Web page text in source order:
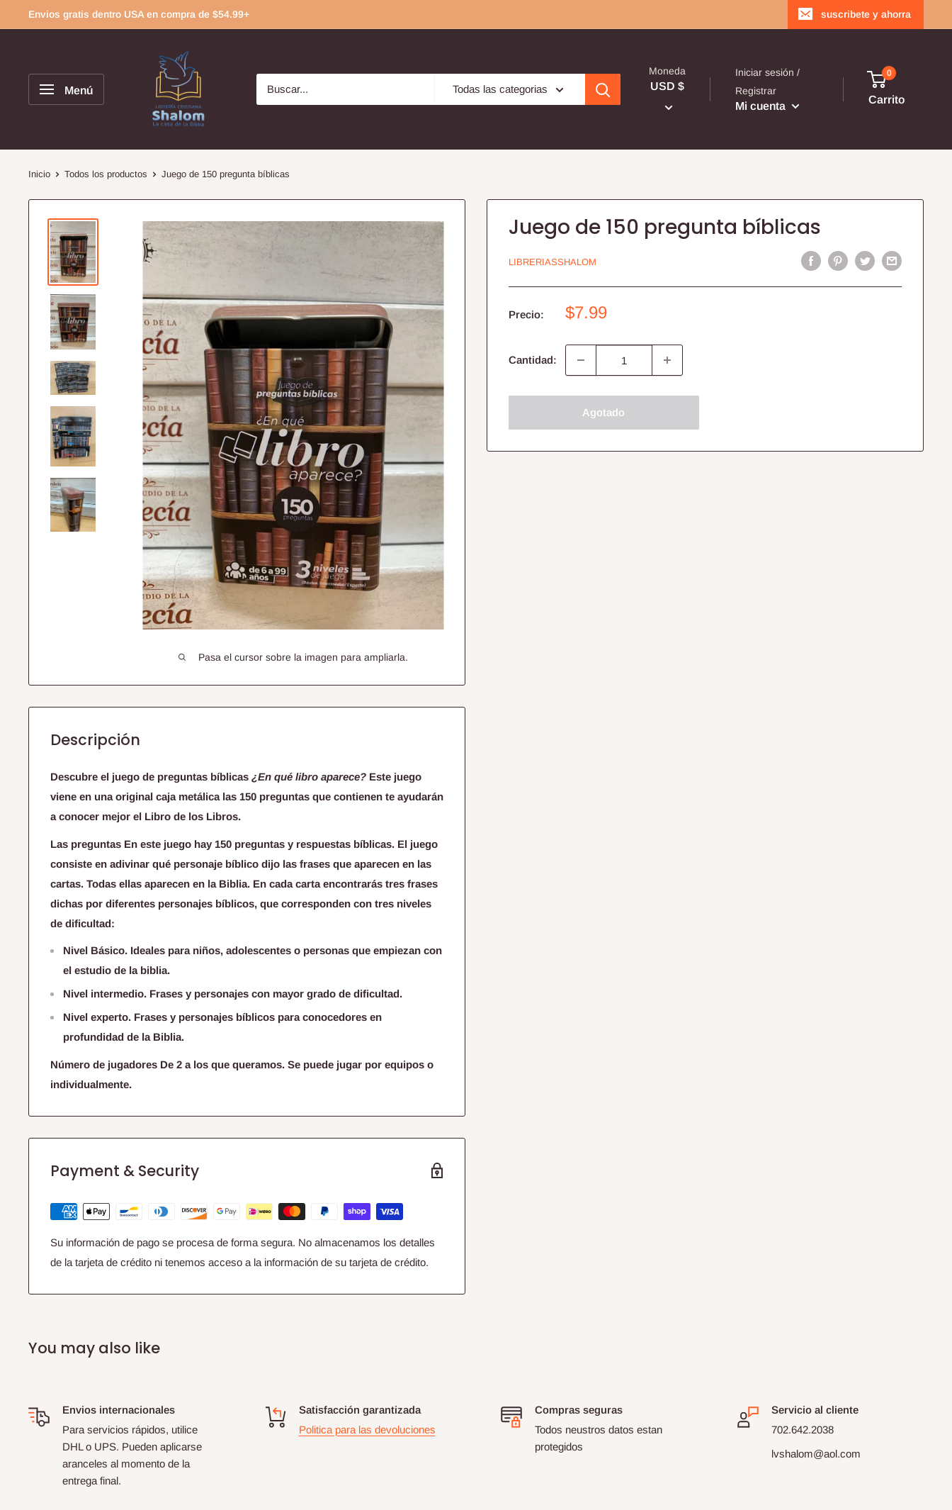
directamente
Envios gratis dentro USA en compra de $54.99+ suscribete y ahorra
Menú Todas las categorias
Moneda
USD $
Iniciar sesión /
Registrar
Mi cuenta
0
Carrito
Inicio Todos los productos Juego de 150 pregunta bíblicas
Pasa el cursor sobre la imagen para ampliarla.
Juego de 150 pregunta bíblicas
LIBRERIASSHALOM
Precio:
Precio
venta
$7.99
Cantidad:
Agotado
Descripción
Descubre el juego de preguntas bíblicas ¿En qué libro aparece? Este juego
viene en una original caja metálica las 150 preguntas que contienen te ayudarán
a conocer mejor el Libro de los Libros.
Las preguntas En este juego hay 150 preguntas y respuestas bíblicas. El juego
consiste en adivinar qué personaje bíblico dijo las frases que aparecen en las
cartas. Todas ellas aparecen en la Biblia. En cada carta encontrarás tres frases
dichas por diferentes personajes bíblicos, que corresponden con tres niveles
de dificultad:
Nivel Básico. Ideales para niños, adolescentes o personas que empiezan con
el estudio de la biblia.
Nivel intermedio. Frases y personajes con mayor grado de dificultad.
Nivel experto. Frases y personajes bíblicos para conocedores en
profundidad de la Biblia.
Número de jugadores De 2 a los que queramos. Se puede jugar por equipos o
individualmente.
Payment & Security
Su información de pago se procesa de forma segura. No almacenamos los detalles
de la tarjeta de crédito ni tenemos acceso a la información de su tarjeta de crédito.
You may also like
Envios internacionales
Para servicios rápidos, utilice
DHL o UPS. Pueden aplicarse
aranceles al momento de la
entrega final.
Satisfacción garantizada
Politica para las devoluciones
Compras seguras
Todos neustros datos estan
protegidos
Servicio al cliente
702.642.2038
lvshalom@aol.com